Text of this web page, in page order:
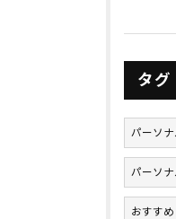
タグ
パーソ
パーソ
おすすめ